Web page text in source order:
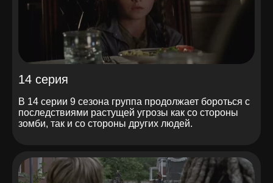
14 серия
В 14 серии 9 сезона группа продолжает бороться с
последствиями растущей угрозы как со стороны
зомби, так и со стороны других людей.